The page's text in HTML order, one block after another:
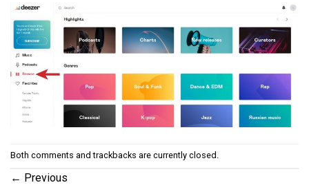
Both comments and trackbacks are currently closed.
← Previous